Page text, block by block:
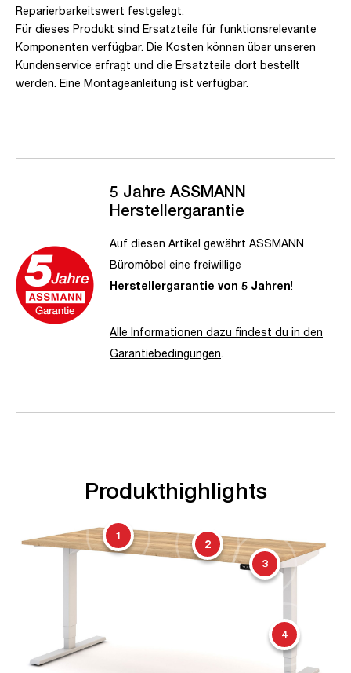
Reparierbarkeitswert festgelegt.
Für dieses Produkt sind Ersatzteile für funktionsrelevante
Komponenten verfügbar. Die Kosten können über unseren
Kundenservice erfragt und die Ersatzteile dort bestellt
werden. Eine Montageanleitung ist verfügbar.
5 Jahre ASSMANN
Herstellergarantie
Auf diesen Artikel gewährt ASSMANN
Büromöbel eine freiwillige
Herstellergarantie von 5 Jahren!
Alle Informationen dazu findest du in den
Garantiebedingungen.
Produkthighlights
1
2
3
4